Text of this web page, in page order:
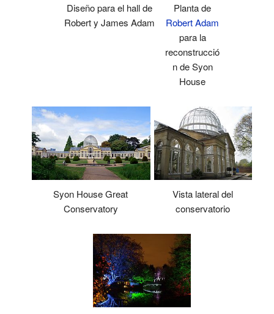
Diseño para el hall de
Robert y James Adam
Planta de
Robert Adam
para la
reconstrucció
n de Syon
House
Syon House Great
Conservatory
Vista lateral del
conservatorio